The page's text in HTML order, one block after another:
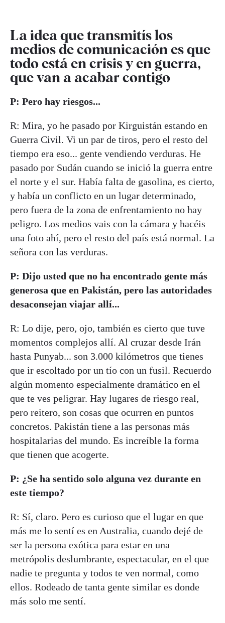
La idea que transmitís los
medios de comunicación es que
todo está en crisis y en guerra,
que van a acabar contigo
P: Pero hay riesgos...
R: Mira, yo he pasado por Kirguistán estando en
Guerra Civil. Vi un par de tiros, pero el resto del
tiempo era eso... gente vendiendo verduras. He
pasado por Sudán cuando se inició la guerra entre
el norte y el sur. Había falta de gasolina, es cierto,
y había un conflicto en un lugar determinado,
pero fuera de la zona de enfrentamiento no hay
peligro. Los medios vais con la cámara y hacéis
una foto ahí, pero el resto del país está normal. La
señora con las verduras.
P: Dijo usted que no ha encontrado gente más
generosa que en Pakistán, pero las autoridades
desaconsejan viajar allí...
R: Lo dije, pero, ojo, también es cierto que tuve
momentos complejos allí. Al cruzar desde Irán
hasta Punyab... son 3.000 kilómetros que tienes
que ir escoltado por un tío con un fusil. Recuerdo
algún momento especialmente dramático en el
que te ves peligrar. Hay lugares de riesgo real,
pero reitero, son cosas que ocurren en puntos
concretos. Pakistán tiene a las personas más
hospitalarias del mundo. Es increíble la forma
que tienen que acogerte.
P: ¿Se ha sentido solo alguna vez durante en
este tiempo?
R: Sí, claro. Pero es curioso que el lugar en que
más me lo sentí es en Australia, cuando dejé de
ser la persona exótica para estar en una
metrópolis deslumbrante, espectacular, en el que
nadie te pregunta y todos te ven normal, como
ellos. Rodeado de tanta gente similar es donde
más solo me sentí.